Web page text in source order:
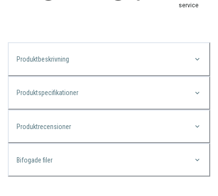
service
Produktbeskrivning
Produktspecifikationer
Produktrecensioner
Bifogade filer